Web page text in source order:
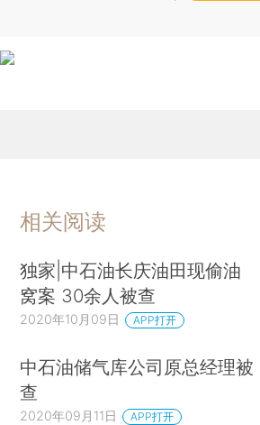
相关阅读
独家|中石油长庆油田现偷油
窝案 30余人被查
2020年10月09日 APP打开
中石油储气库公司原总经理被
查
2020年09月11日 APP打开